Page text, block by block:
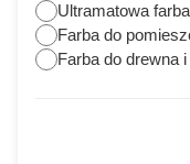
Ultramatowa
Farba do
Farba do drewna